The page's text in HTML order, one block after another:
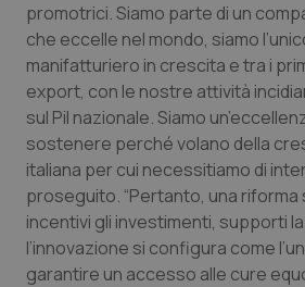
Sangue & coagulazione
Tiroide
Tumore al seno
Tumore ovarico
Tumori del Polmone &
promotrici. Siamo parte di un
che eccelle nel mondo, siamo
manifatturiero in crescita e tra i
export, con le nostre attività
sul Pil nazionale. Siamo
sostenere perché volano della
italiana per cui necessitiamo di
proseguito. “Pertanto, una riforma
incentivi gli investimenti, supporti
l’innovazione si configura come
garantire un accesso alle cure